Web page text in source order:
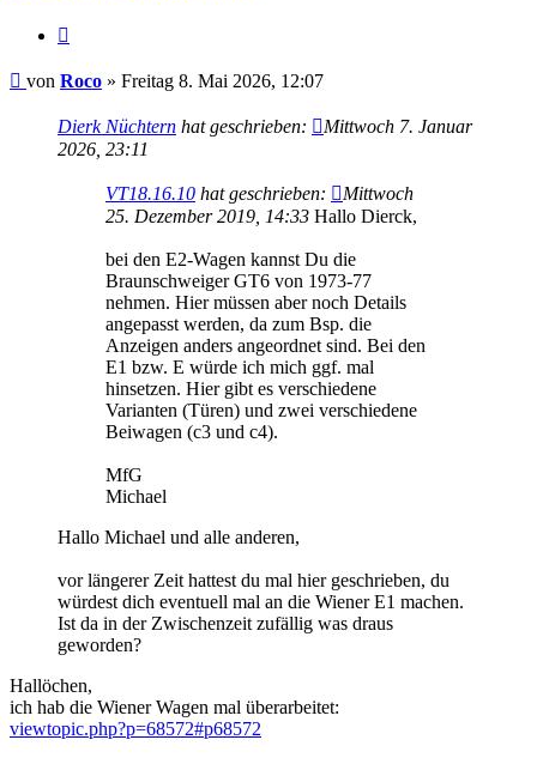
Beitrag
von Roco » Freitag 8. Mai 2026, 12:07
Dierk Nüchtern hat geschrieben:
Mittwoch 7. Januar
2026, 23:11
VT18.16.10 hat geschrieben:
Mittwoch
25. Dezember 2019, 14:33 Hallo Dierck,
bei den E2-Wagen kannst Du die
Braunschweiger GT6 von 1973-77
nehmen. Hier müssen aber noch Details
angepasst werden, da zum Bsp. die
Anzeigen anders angeordnet sind. Bei den
E1 bzw. E würde ich mich ggf. mal
hinsetzen. Hier gibt es verschiedene
Varianten (Türen) und zwei verschiedene
Beiwagen (c3 und c4).
MfG
Michael
Hallo Michael und alle anderen,
vor längerer Zeit hattest du mal hier geschrieben, du
würdest dich eventuell mal an die Wiener E1 machen.
Ist da in der Zwischenzeit zufällig was draus
geworden?
Hallöchen,
ich hab die Wiener Wagen mal überarbeitet:
viewtopic.php?p=68572#p68572